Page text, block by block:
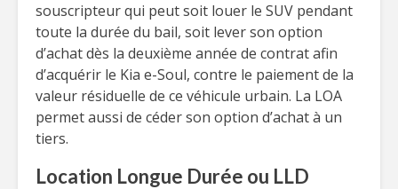
souscripteur qui peut soit louer le SUV pendant
toute la durée du bail, soit lever son option
d’achat dès la deuxième année de contrat afin
d’acquérir le Kia e-Soul, contre le paiement de la
valeur résiduelle de ce véhicule urbain. La LOA
permet aussi de céder son option d’achat à un
tiers.
Location Longue Durée ou LLD